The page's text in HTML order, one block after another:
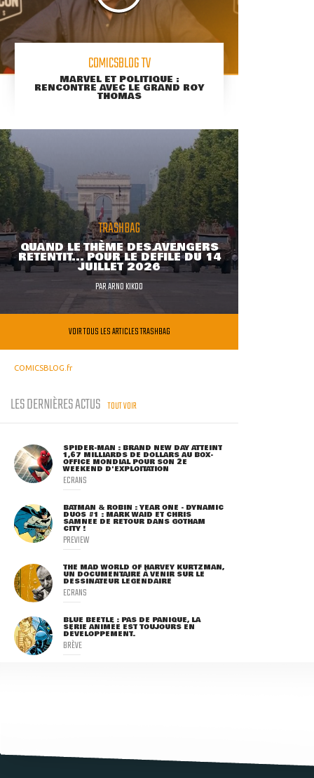
COMICSBLOG TV
MARVEL ET POLITIQUE :
RENCONTRE AVEC LE GRAND ROY
THOMAS
TRASHBAG
QUAND LE THÈME DES AVENGERS
RETENTIT... POUR LE DÉFILÉ DU 14
JUILLET 2026
PARARNO KIKOO
VOIR TOUS LES ARTICLES TRASHBAG
COMICSBLOG.fr
LES DERNIÈRES ACTUS TOUT VOIR
SPIDER-MAN : BRAND NEW DAY ATTEINT
1,67 MILLIARDS DE DOLLARS AU BOX-
OFFICE MONDIAL POUR SON 2E
WEEKEND D'EXPLOITATION
ECRANS
BATMAN & ROBIN : YEAR ONE - DYNAMIC
DUOS #1 : MARK WAID ET CHRIS
SAMNEE DE RETOUR DANS GOTHAM
CITY !
PREVIEW
THE MAD WORLD OF HARVEY KURTZMAN,
UN DOCUMENTAIRE À VENIR SUR LE
DESSINATEUR LÉGENDAIRE
ECRANS
BLUE BEETLE : PAS DE PANIQUE, LA
SÉRIE ANIMÉE EST TOUJOURS EN
DÉVELOPPEMENT.
BRÈVE